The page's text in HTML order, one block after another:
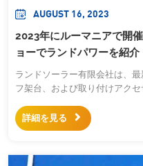
AUGUST 16, 2023
2023年にルーマニアで開
ョーでランドパワーを紹介
ランドソーラー有限会社は、
フ架台、および取り付けアク
ジェクトの実装ソリューショ
はルーマニア最大の再生可能エ
詳細を見る